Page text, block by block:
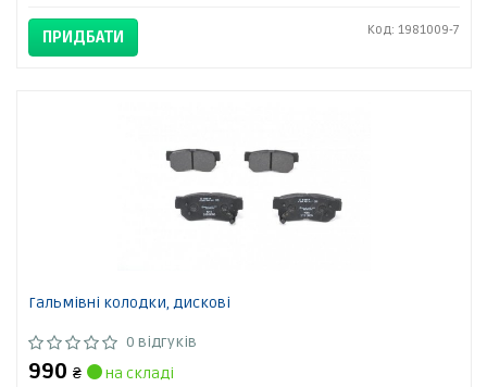
ПРИДБАТИ Код: 1981009-7
Гальмівні колодки, дискові
0 відгуків
990 ₴
на складі